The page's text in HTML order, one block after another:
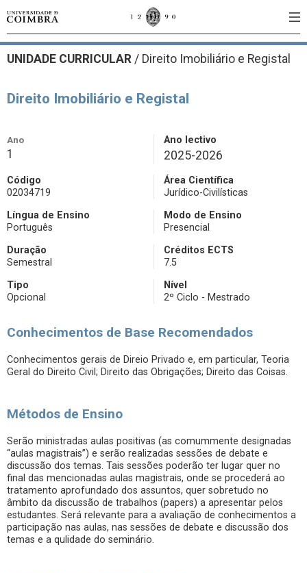
UNIDADE CURRICULAR / Direito Imobiliário e Registal
Direito Imobiliário e Registal
Ano
1
Ano lectivo
2025-2026
Código
02034719
Área Científica
Jurídico-Civilísticas
Língua de Ensino
Português
Modo de Ensino
Presencial
Duração
Semestral
Créditos ECTS
7.5
Tipo
Opcional
Nível
2º Ciclo - Mestrado
Conhecimentos de Base Recomendados
Conhecimentos gerais de Direio Privado e, em particular, Teoria
Geral do Direito Civil; Direito das Obrigações; Direito das Coisas.
Métodos de Ensino
Serão ministradas aulas positivas (as comummente designadas
“aulas magistrais”) e serão realizadas sessões de debate e
discussão dos temas. Tais sessões poderão ter lugar quer no
final das mencionadas aulas magistrais, onde se procederá ao
tratamento aprofundado dos assuntos, quer sobretudo no
âmbito da discussão de trabalhos (papers) a apresentar pelos
estudantes. Será relevante para a avaliação de conhecimentos a
participação nas aulas, nas sessões de debate e discussão dos
temas e a qulidade do seminário.